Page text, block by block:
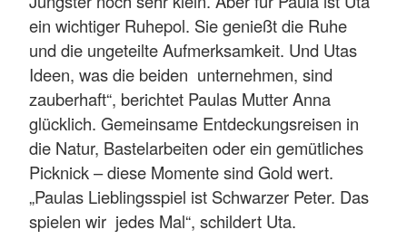
ein wichtiger Ruhepol. Sie genießt die Ruhe
und die ungeteilte Aufmerksamkeit. Und Utas
Ideen, was die beiden unternehmen, sind
zauberhaft“, berichtet Paulas Mutter Anna
glücklich. Gemeinsame Entdeckungsreisen in
die Natur, Bastelarbeiten oder ein gemütliches
Picknick – diese Momente sind Gold wert.
„Paulas Lieblingsspiel ist Schwarzer Peter. Das
spielen wir jedes Mal“, schildert Uta.